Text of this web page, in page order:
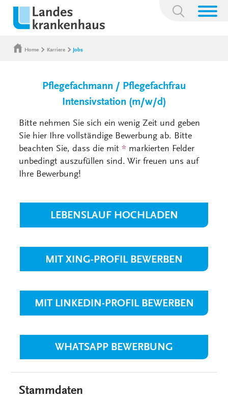
Suchbegriff:
Home Karriere Jobs
Pflegefachmann / Pflegefachfrau
Intensivstation (m/w/d)
Bitte nehmen Sie sich ein wenig Zeit und geben
Sie hier Ihre vollständige Bewerbung ab. Bitte
beachten Sie, dass die mit* markierten Felder
unbedingt auszufüllen sind. Wir freuen uns auf
Ihre Bewerbung!
LEBENSLAUF HOCHLADEN
MIT XING-PROFIL BEWERBEN
MIT LINKEDIN-PROFIL BEWERBEN
WHATSAPP BEWERBUNG
Stammdaten